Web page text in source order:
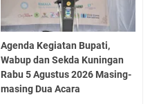
Agenda Kegiatan Bupati,
Wabup dan Sekda Kuningan
Rabu 5 Agustus 2026 Masing-
masing Dua Acara